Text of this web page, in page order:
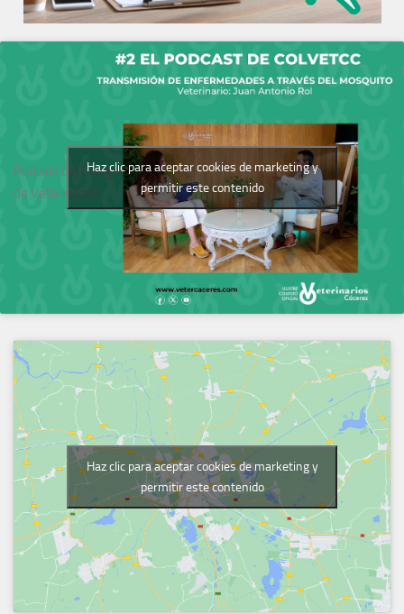
Podcast del Colegio
de Veterinarios
Haz clic para aceptar cookies de marketing y
permitir este contenido
Haz clic para aceptar cookies de marketing y
permitir este contenido